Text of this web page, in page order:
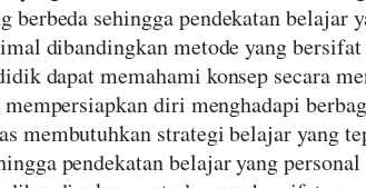
sehingga pendekatan belajar
dibandingkan metode yang
dapat memahami konsep secara
diri menghadapi
membutuhkan strategi belajar yang
pendekatan belajar yang